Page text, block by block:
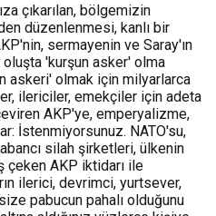
çıkarılan, bölgemizin
düzenlenmesi, kanlı bir
sermayenin ve Saray'ın
'kurşun asker' olma
askeri' olmak için milyarlarca
ilericiler, emekçiler için adeta
AKP'ye, emperyalizme,
İstenmiyorsunuz. NATO'su,
silah şirketleri, ülkenin
çeken AKP iktidarı ile
ilerici, devrimci, yurtsever,
pabucun pahalı olduğunu